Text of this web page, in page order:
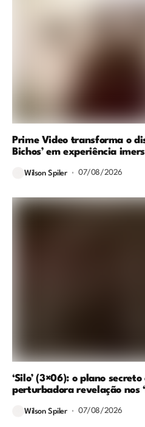
Prime Video transforma o
Bichos’ em experiência
Wilson Spiler 07/08/2026
‘Silo’ (3×06): o plano
perturbadora revelação nos
Wilson Spiler 07/08/2026